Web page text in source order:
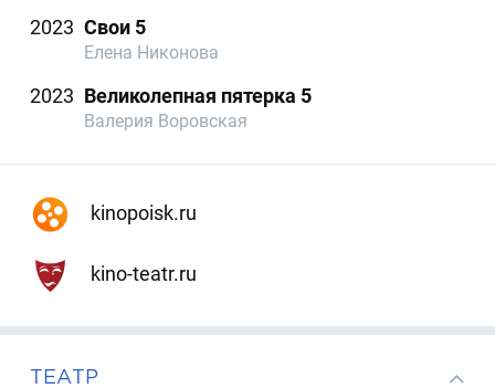
2023 Свои 5
Елена Никонова
2023 Великолепная пятерка 5
Валерия Воровская
kinopoisk.ru
kino-teatr.ru
ТЕАТР